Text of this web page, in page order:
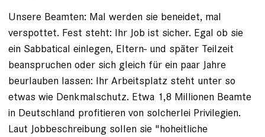
Unsere Beamten: Mal werden sie beneidet, mal
verspottet. Fest steht: Ihr Job ist sicher. Egal ob sie
ein Sabbatical einlegen, Eltern- und später Teilzeit
beanspruchen oder sich gleich für ein paar Jahre
beurlauben lassen: Ihr Arbeitsplatz steht unter so
etwas wie Denkmalschutz. Etwa 1,8 Millionen Beamte
in Deutschland profitieren von solcherlei Privilegien.
Laut Jobbeschreibung sollen sie "hoheitliche